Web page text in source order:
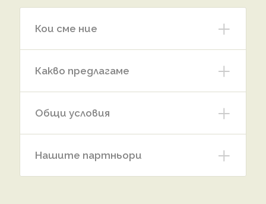
Кои сме ние
Какво предлагаме
Общи условия
Нашите партньори